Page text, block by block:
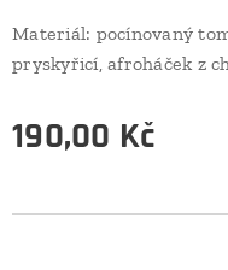
Materiál: pocínovaný
pryskyřicí, afroháček z
190,00 Kč